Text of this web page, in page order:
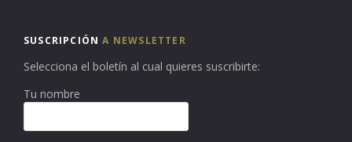
SUSCRIPCIÓNA NEWSLETTER
Selecciona el boletín al cual quieres suscribirte:
Tu nombre